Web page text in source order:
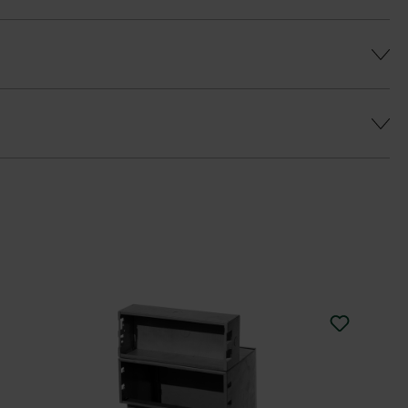
nuancierten Zaunstein die Abdeckplatte
DP30 (Mitlieferung gegen Aufpreis
gleichmäßiges Farbenspiel zu erhalten